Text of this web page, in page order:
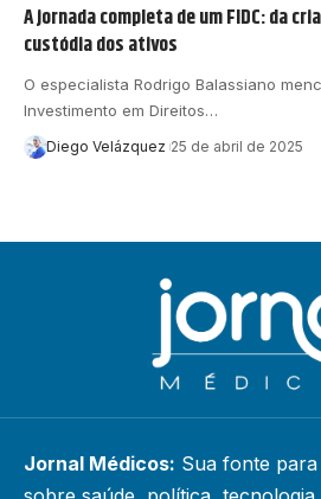
A jornada completa de um FIDC: da
custódia dos ativos
O especialista Rodrigo Balassiano
Investimento em Direitos…
Diego Velázquez 25 de abril de 2025
Jornal Médicos: Sua fonte